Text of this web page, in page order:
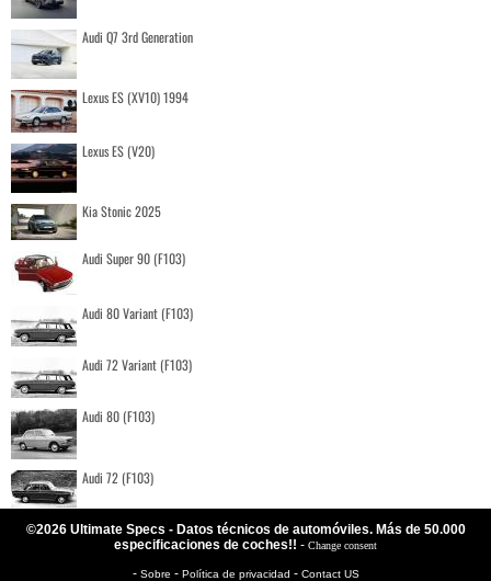
Audi Q7 3rd Generation
Lexus ES (XV10) 1994
Lexus ES (V20)
Kia Stonic 2025
Audi Super 90 (F103)
Audi 80 Variant (F103)
Audi 72 Variant (F103)
Audi 80 (F103)
Audi 72 (F103)
©2026 Ultimate Specs - Datos técnicos de automóviles. Más de 50.000
especificaciones de coches!! - Change consent
- Sobre - Política de privacidad - Contact US